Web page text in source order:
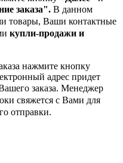
заказа". В данном
товары, Ваши контактные
купли-продажи и
нажмите кнопку
адрес придет
заказа. Менеджер
свяжется с Вами для
отправки.